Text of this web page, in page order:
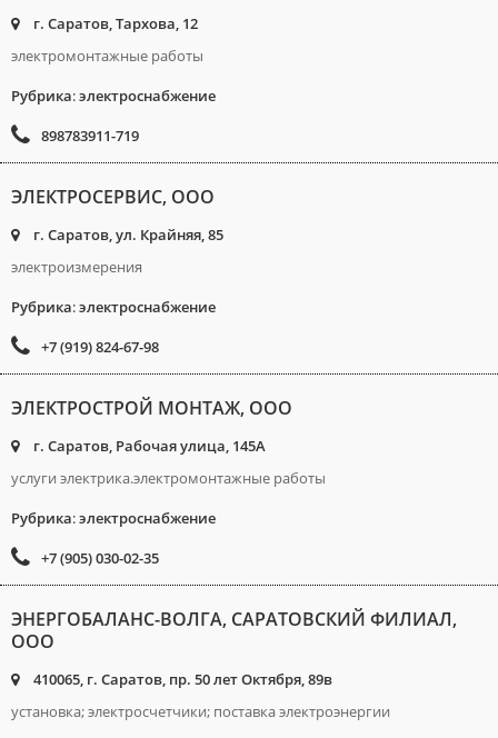
г. Саратов, Тархова, 12
электромонтажные работы
Рубрика:электроснабжение
898783911-719
ЭЛЕКТРОСЕРВИС, ООО
г. Саратов, ул. Крайняя, 85
электроизмерения
Рубрика:электроснабжение
+7 (919) 824-67-98
ЭЛЕКТРОСТРОЙ МОНТАЖ, ООО
г. Саратов, Рабочая улица, 145А
услуги электрика.электромонтажные работы
Рубрика:электроснабжение
+7 (905) 030-02-35
ЭНЕРГОБАЛАНС-ВОЛГА, САРАТОВСКИЙ ФИЛИАЛ,
ООО
410065, г. Саратов, пр. 50 лет Октября, 89в
установка; электросчетчики; поставка электроэнергии